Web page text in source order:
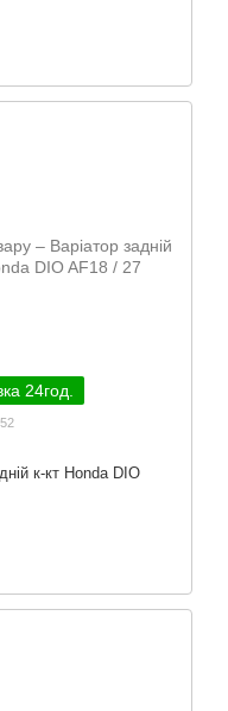
24год.
к-кт Honda DIO